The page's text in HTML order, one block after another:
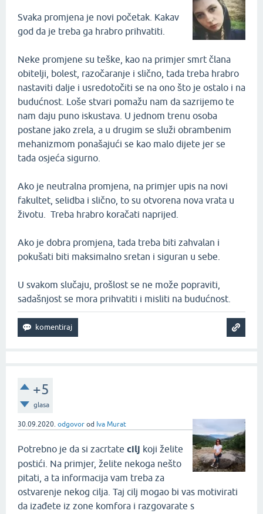
Svaka promjena je novi početak. Kakav
god da je treba ga hrabro prihvatiti.
Neke promjene su teške, kao na primjer smrt člana
obitelji, bolest, razočaranje i slično, tada treba hrabro
nastaviti dalje i usredotočiti se na ono što je ostalo i na
budućnost. Loše stvari pomažu nam da sazrijemo te
nam daju puno iskustava. U jednom trenu osoba
postane jako zrela, a u drugim se služi obrambenim
mehanizmom ponašajući se kao malo dijete jer se
tada osjeća sigurno.
Ako je neutralna promjena, na primjer upis na novi
fakultet, selidba i slično, to su otvorena nova vrata u
životu. Treba hrabro koračati naprijed.
Ako je dobra promjena, tada treba biti zahvalan i
pokušati biti maksimalno sretan i siguran u sebe.
U svakom slučaju, prošlost se ne može popraviti,
sadašnjost se mora prihvatiti i misliti na budućnost.
+5
glasa
30.09.2020. odgovor od Iva Murat
Potrebno je da si zacrtate cilj koji želite
postići. Na primjer, želite nekoga nešto
pitati, a ta informacija vam treba za
ostvarenje nekog cilja. Taj cilj mogao bi vas motivirati
da izađete iz zone komfora i razgovarate s